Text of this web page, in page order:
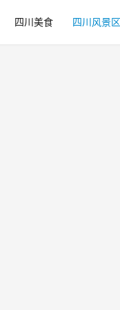
四川美食 四川风景区